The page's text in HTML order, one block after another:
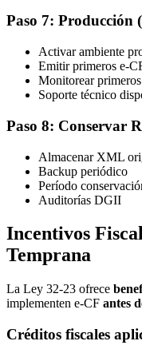
Paso 7: Producción
Activar ambiente
Emitir primeros e-
Monitorear
Soporte técnico
Paso 8: Conservar
Almacenar XML
Backup periódico
Período
Auditorías DGII
Incentivos
Temprana
La Ley 32-23 ofrece
implementen e-CF antes
Créditos fiscales